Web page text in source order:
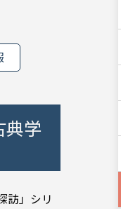
典学
訪」シリ